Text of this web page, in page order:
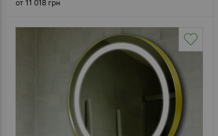
от 11 018 грн